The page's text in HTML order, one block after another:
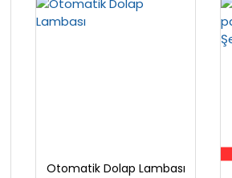
Otomatik Dolap Lambası